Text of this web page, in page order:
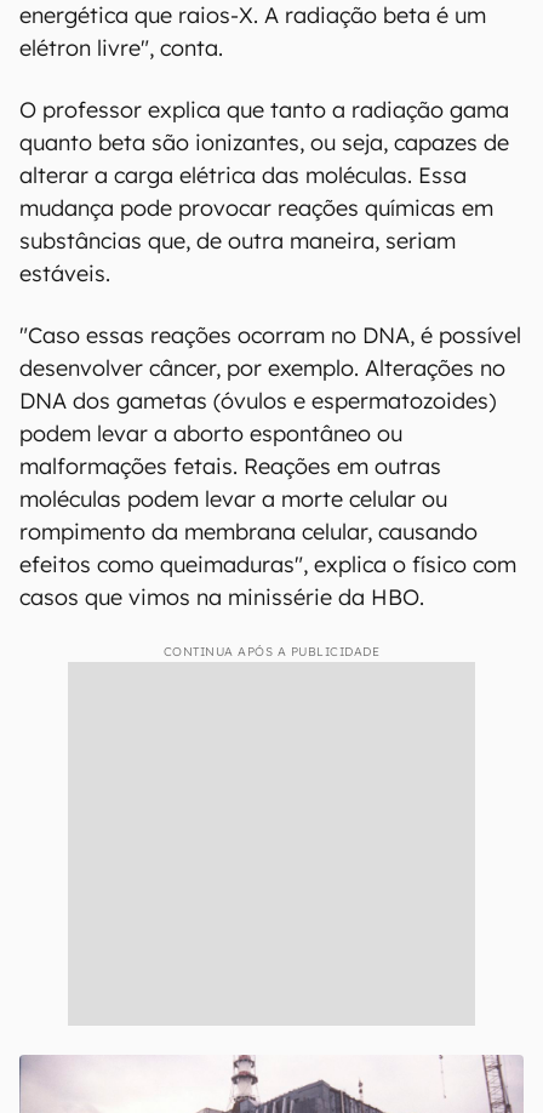
energética que raios-X. A radiação beta é um
elétron livre", conta.
O professor explica que tanto a radiação gama
quanto beta são ionizantes, ou seja, capazes de
alterar a carga elétrica das moléculas. Essa
mudança pode provocar reações químicas em
substâncias que, de outra maneira, seriam
estáveis.
"Caso essas reações ocorram no DNA, é possível
desenvolver câncer, por exemplo. Alterações no
DNA dos gametas (óvulos e espermatozoides)
podem levar a aborto espontâneo ou
malformações fetais. Reações em outras
moléculas podem levar a morte celular ou
rompimento da membrana celular, causando
efeitos como queimaduras", explica o físico com
casos que vimos na minissérie da HBO.
CONTINUA APÓS A PUBLICIDADE